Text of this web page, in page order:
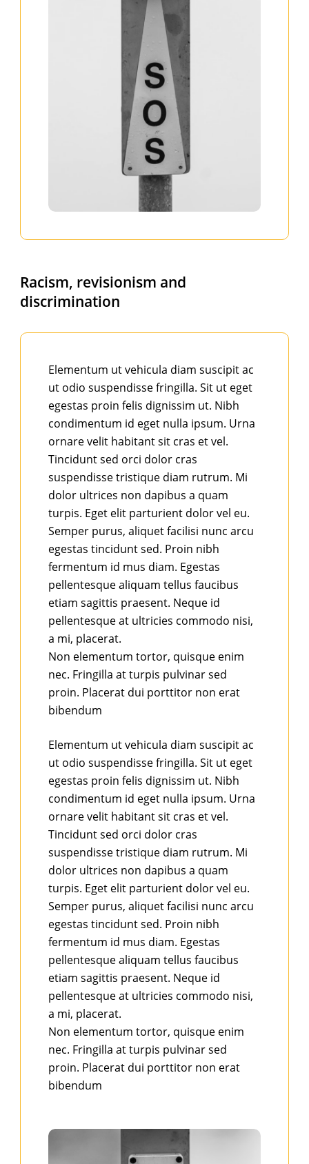
Racism, revisionism and
discrimination
Elementum ut vehicula diam suscipit ac
ut odio suspendisse fringilla. Sit ut eget
egestas proin felis dignissim ut. Nibh
condimentum id eget nulla ipsum. Urna
ornare velit habitant sit cras et vel.
Tincidunt sed orci dolor cras
suspendisse tristique diam rutrum. Mi
dolor ultrices non dapibus a quam
turpis. Eget elit parturient dolor vel eu.
Semper purus, aliquet facilisi nunc arcu
egestas tincidunt sed. Proin nibh
fermentum id mus diam. Egestas
pellentesque aliquam tellus faucibus
etiam sagittis praesent. Neque id
pellentesque at ultricies commodo nisi,
a mi, placerat.
Non elementum tortor, quisque enim
nec. Fringilla at turpis pulvinar sed
proin. Placerat dui porttitor non erat
bibendum
Elementum ut vehicula diam suscipit ac
ut odio suspendisse fringilla. Sit ut eget
egestas proin felis dignissim ut. Nibh
condimentum id eget nulla ipsum. Urna
ornare velit habitant sit cras et vel.
Tincidunt sed orci dolor cras
suspendisse tristique diam rutrum. Mi
dolor ultrices non dapibus a quam
turpis. Eget elit parturient dolor vel eu.
Semper purus, aliquet facilisi nunc arcu
egestas tincidunt sed. Proin nibh
fermentum id mus diam. Egestas
pellentesque aliquam tellus faucibus
etiam sagittis praesent. Neque id
pellentesque at ultricies commodo nisi,
a mi, placerat.
Non elementum tortor, quisque enim
nec. Fringilla at turpis pulvinar sed
proin. Placerat dui porttitor non erat
bibendum